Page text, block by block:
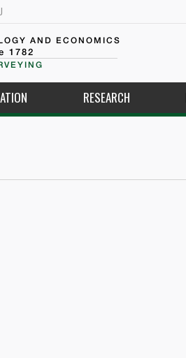
AND ECONOMICS
1782
RESEARCH